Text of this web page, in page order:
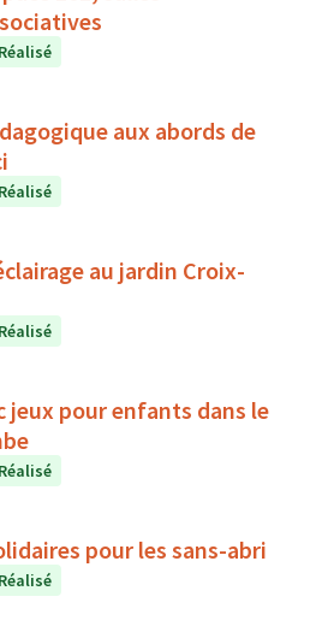
Réalisé
aux abords de
Réalisé
au jardin Croix-
Réalisé
jeux pour enfants dans le
Réalisé
pour les sans-abri
Réalisé